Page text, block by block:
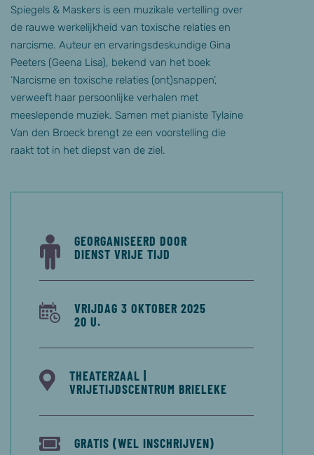
Spiegels & Maskers is een muzikale vertelling over
de rauwe werkelijkheid van toxische relaties en
narcisme. Auteur en ervaringsdeskundige Gina
Peeters (Geena Lisa), bekend van het boek
‘Narcisme en toxische relaties (ont)snappen’,
verweeft haar persoonlijke verhalen met
meeslepende muziek. Samen met pianiste Tylaine
Van den Broeck brengt ze een voorstelling die
raakt tot in het diepst van de ziel.
GEORGANISEERD DOOR
DIENST VRIJE TIJD
VRIJDAG 3 OKTOBER 2025
20 U.
THEATERZAAL |
VRIJETIJDSCENTRUM BRIELEKE
GRATIS (WEL INSCHRIJVEN)